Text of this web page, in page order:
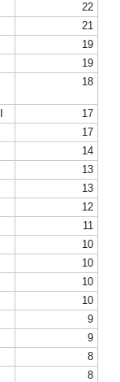
22
21
19
19
18
17
17
14
13
13
12
11
10
10
10
10
9
9
8
8